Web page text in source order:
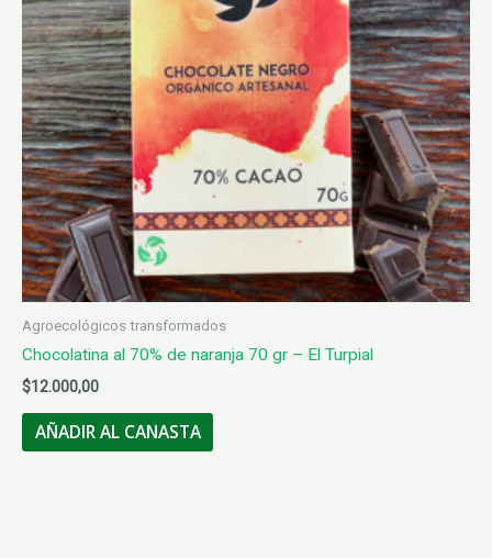
Agroecológicos transformados
Chocolatina al 70% de naranja 70 gr – El Turpial
$12.000,00
AÑADIR AL CANASTA